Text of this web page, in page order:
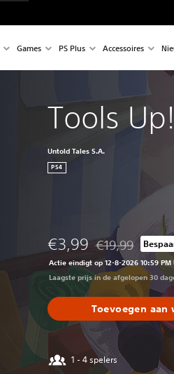
Games PS Plus Accessoires
Tools Up!
Untold Tales S.A.
PS4
€3,99 Korting ten
€19,99
Actie eindigt op 12-8-2026 10:59 PM
Laagste prijs in de afgelopen 30
Toevoegen aan
1 - 4 spelers